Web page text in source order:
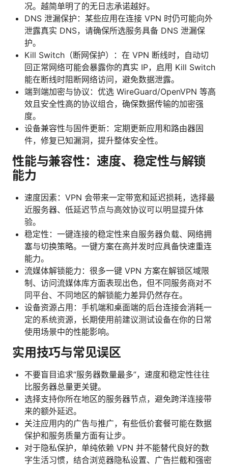
况。越简单明了的无日志承诺越好。
DNS 泄漏保护：某些应用在连接 VPN 时仍可能向外
泄露真实 DNS，请确保所选服务具备 DNS 泄漏保
护。
Kill Switch（断网保护）：在 VPN 断线时，自动切
回正常网络可能会暴露你的真实 IP，启用 Kill Switch
能在断线时阻断网络访问，避免数据泄露。
端到端加密与协议：优选 WireGuard/OpenVPN 等高
效且安全性高的协议组合，确保数据传输的加密强
度。
设备兼容性与固件更新：定期更新应用和路由器固
件，修复已知漏洞，提升整体安全性。
性能与兼容性：速度、稳定性与解锁
能力
速度因素：VPN 会带来一定带宽和延迟损耗，选择最
近服务器、低延迟节点与高效协议可以明显提升体
验。
稳定性：一键连接的稳定性来自服务器负载、网络拥
塞与切换策略。一键方案在高并发时应具备快速重连
能力。
流媒体解锁能力：很多一键 VPN 方案在解锁区域限
制、访问流媒体库方面表现出色，但不同服务商对不
同平台、不同地区的解锁能力差异仍然存在。
设备资源占用：手机端和桌面端的后台连接会消耗一
定的系统资源，长期使用前建议测试设备在你的日常
使用场景中的性能影响。
实用技巧与常见误区
不要盲目追求“服务器数量最多”，速度和稳定性往往
比服务器总量更关键。
选择支持你所在地区的服务器节点，避免跨洋连接带
来的额外延迟。
关注应用内的广告与推广，有些低价套餐可能在数据
保护和服务质量方面有让步。
对于隐私保护，单纯依赖 VPN 并不能替代良好的数
字生活习惯，结合浏览器隐私设置、广告拦截和强密